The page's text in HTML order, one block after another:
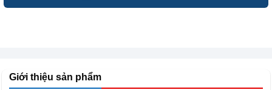
Giới thiệu sản phẩm